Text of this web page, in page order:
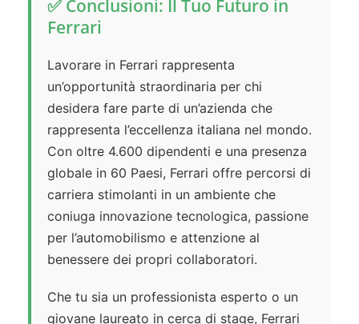
✅ Conclusioni: Il Tuo Futuro in
Ferrari
Lavorare in Ferrari rappresenta
un’opportunità straordinaria per chi
desidera fare parte di un’azienda che
rappresenta l’eccellenza italiana nel mondo.
Con oltre 4.600 dipendenti e una presenza
globale in 60 Paesi, Ferrari offre percorsi di
carriera stimolanti in un ambiente che
coniuga innovazione tecnologica, passione
per l’automobilismo e attenzione al
benessere dei propri collaboratori.
Che tu sia un professionista esperto o un
giovane laureato in cerca di stage, Ferrari